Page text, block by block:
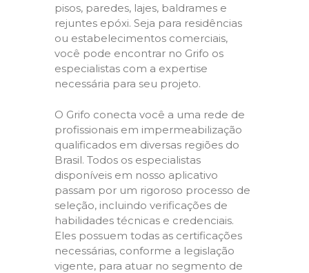
pisos, paredes, lajes, baldrames e
rejuntes epóxi. Seja para residências
ou estabelecimentos comerciais,
você pode encontrar no Grifo os
especialistas com a expertise
necessária para seu projeto.
O Grifo conecta você a uma rede de
profissionais em impermeabilização
qualificados em diversas regiões do
Brasil. Todos os especialistas
disponíveis em nosso aplicativo
passam por um rigoroso processo de
seleção, incluindo verificações de
habilidades técnicas e credenciais.
Eles possuem todas as certificações
necessárias, conforme a legislação
vigente, para atuar no segmento de